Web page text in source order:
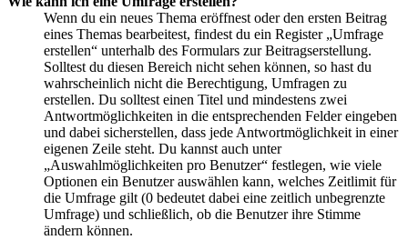
Wenn du ein neues Thema eröffnest oder den ersten Beitrag
eines Themas bearbeitest, findest du ein Register „Umfrage
erstellen“ unterhalb des Formulars zur Beitragserstellung.
Solltest du diesen Bereich nicht sehen können, so hast du
wahrscheinlich nicht die Berechtigung, Umfragen zu
erstellen. Du solltest einen Titel und mindestens zwei
Antwortmöglichkeiten in die entsprechenden Felder eingeben
und dabei sicherstellen, dass jede Antwortmöglichkeit in einer
eigenen Zeile steht. Du kannst auch unter
„Auswahlmöglichkeiten pro Benutzer“ festlegen, wie viele
Optionen ein Benutzer auswählen kann, welches Zeitlimit für
die Umfrage gilt (0 bedeutet dabei eine zeitlich unbegrenzte
Umfrage) und schließlich, ob die Benutzer ihre Stimme
ändern können.